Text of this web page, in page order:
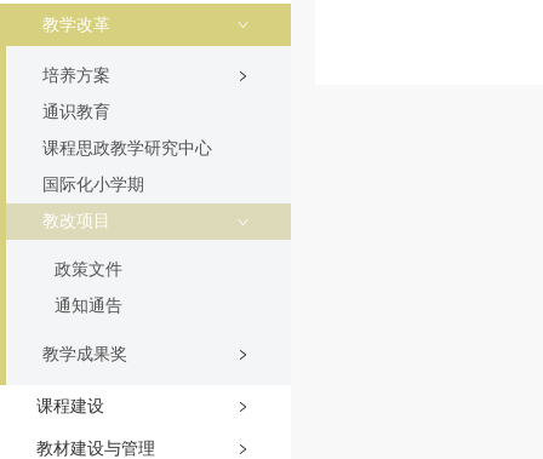
教学改革
培养方案
通识教育
课程思政教学研究中心
国际化小学期
教改项目
政策文件
通知通告
教学成果奖
课程建设
教材建设与管理